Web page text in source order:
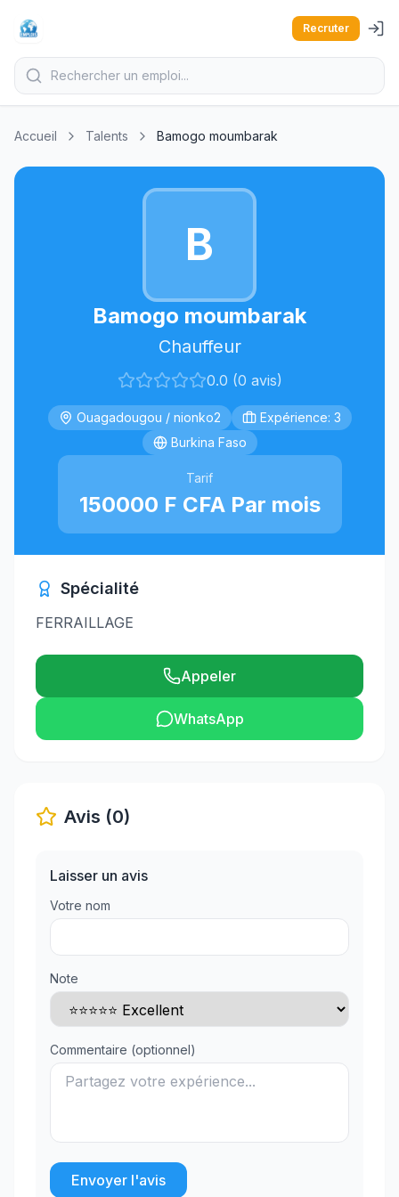
Recruter
Accueil Talents Bamogo moumbarak
B
Bamogo moumbarak
Chauffeur
0.0 (0 avis)
Ouagadougou / nionko2
Expérience: 3
Burkina Faso
Tarif
150000 F CFA Par mois
Spécialité
FERRAILLAGE
Appeler
WhatsApp
Avis (0)
Laisser un avis
Votre nom
Note
Commentaire (optionnel)
Envoyer l'avis